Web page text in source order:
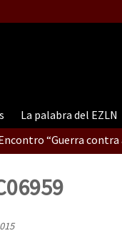
La palabra del EZLN
1, do Encontro
“Guerra
Encontro “Guerra